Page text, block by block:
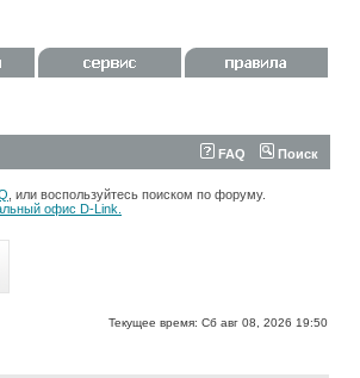
FAQ Поиск
, или воспользуйтесь поиском по форуму.
офис D-Link.
Текущее время: Сб авг 08, 2026 19:50